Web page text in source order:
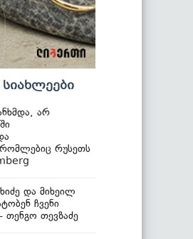
არ
რუსეთს
და მიხეილ
ჩვენი
თენგო თევზაძე